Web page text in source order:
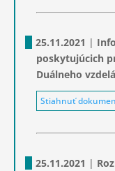
25.11.2021 |
poskytujúcich
Duálneho
Stiahnuť
25.11.2021 |